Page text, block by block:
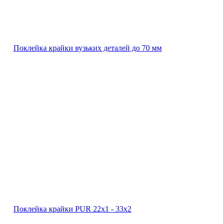
Поклейка крайки вузьких деталей до 70 мм
Поклейка крайки PUR 22х1 ‐ 33х2